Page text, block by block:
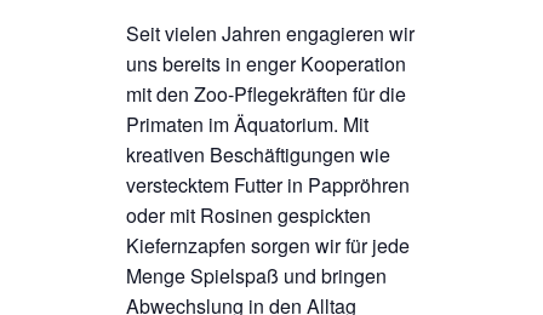
Seit vielen Jahren engagieren wir
uns bereits in enger Kooperation
mit den Zoo-Pflegekräften für die
Primaten im Äquatorium. Mit
kreativen Beschäftigungen wie
verstecktem Futter in Pappröhren
oder mit Rosinen gespickten
Kiefernzapfen sorgen wir für jede
Menge Spielspaß und bringen
Abwechslung in den Alltag